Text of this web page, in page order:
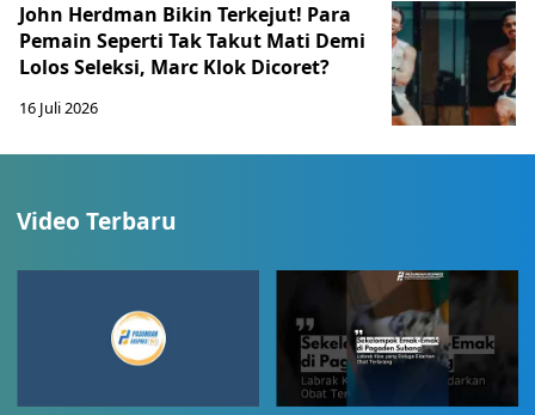
John Herdman Bikin Terkejut! Para
Pemain Seperti Tak Takut Mati Demi
Lolos Seleksi, Marc Klok Dicoret?
16 Juli 2026
Video Terbaru